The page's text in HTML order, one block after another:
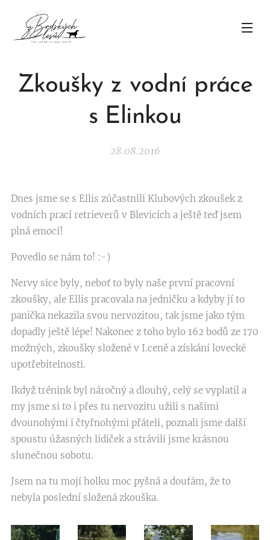
Zkoušky z vodní práce
s Elinkou
28.08.2016
Dnes jsme se s Ellis zúčastnili Klubových zkoušek z
vodních prací retrieverů v Blevicích a ještě teď jsem
plná emocí!
Povedlo se nám to! :-)
Nervy sice byly, neboť to byly naše první pracovní
zkoušky, ale Ellis pracovala na jedničku a kdyby jí to
panička nekazila svou nervozitou, tak jsme jako tým
dopadly ještě lépe! Nakonec z toho bylo 162 bodů ze 170
možných, zkoušky složené v I.ceně a získání lovecké
upotřebitelnosti.
Ikdyž trénink byl náročný a dlouhý, celý se vyplatil a
my jsme si to i přes tu nervozitu užili s našimi
dvounohými i čtyřnohými přáteli, poznali jsme další
spoustu úžasných lidiček a strávili jsme krásnou
slunečnou sobotu.
Jsem na tu mojí holku moc pyšná a doufám, že to
nebyla poslední složená zkouška.